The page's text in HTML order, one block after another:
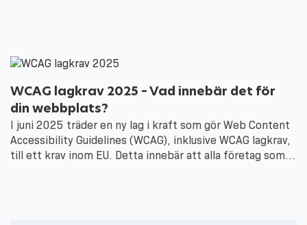
WCAG lagkrav 2025 – Vad innebär det för
din webbplats?
I juni 2025 träder en ny lag i kraft som gör Web Content
Accessibility Guidelines (WCAG), inklusive WCAG lagkrav,
till ett krav inom EU. Detta innebär att alla företag som…